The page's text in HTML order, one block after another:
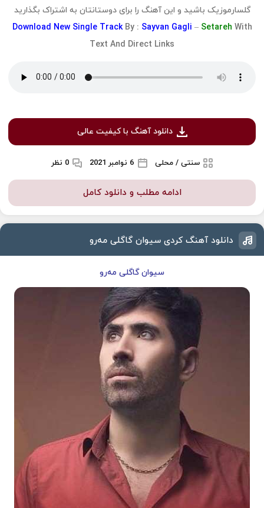
گلسارموزیک باشید و این آهنگ را برای دوستانتان به اشتراک بگذارید
Download New Single Track By : Sayvan Gagli – Setareh With
Text And Direct Links
دانلود آهنگ با کیفیت عالی
سنتی / محلی 6 نوامبر 2021 0 نظر
ادامه مطلب و دانلود کامل
دانلود آهنگ کردی سیوان گاگلی مەرو
سیوان گاگلی مەرو